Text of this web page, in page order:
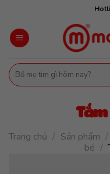
content
Tìm
kiếm:
Trang chủ / Sản phẩm /
bé /